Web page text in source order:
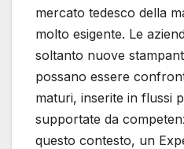
mercato tedesco della
molto esigente. Le
soltanto nuove
possano essere
maturi, inserite in flussi
supportate da
questo contesto, un